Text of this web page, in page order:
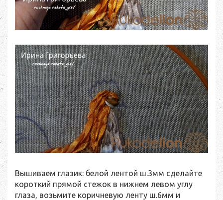
Вышиваем глазик: белой лентой ш.3мм сделайте
короткий прямой стежок в нижнем левом углу
глаза, возьмите коричневую ленту ш.6мм и